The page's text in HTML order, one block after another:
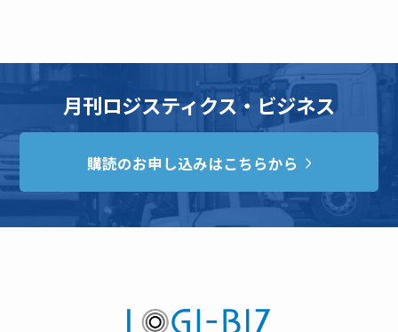
月刊ロジスティクス・ビジネス
購読のお申し込みはこちらから